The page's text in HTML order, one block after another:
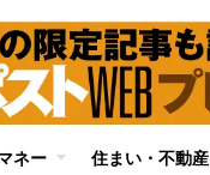
ネー 住まい・不動産